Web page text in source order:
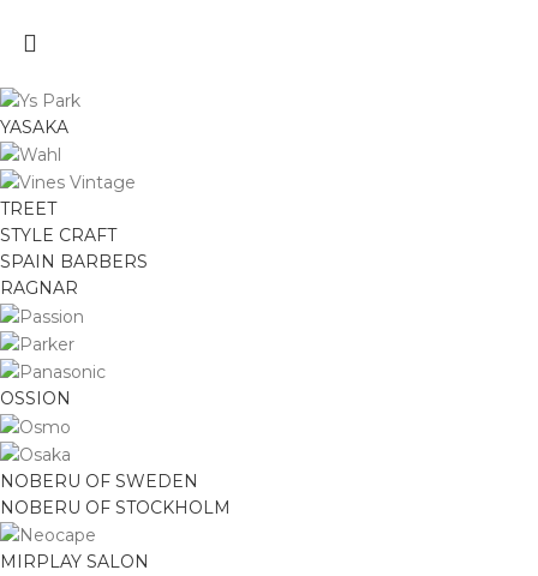
YASAKA
TREET
STYLE CRAFT
SPAIN BARBERS
RAGNAR
OSSION
NOBERU OF SWEDEN
NOBERU OF STOCKHOLM
MIRPLAY SALON